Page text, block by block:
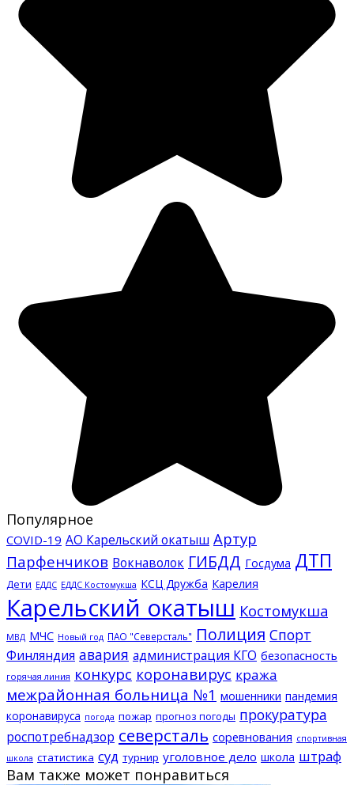
Популярное
COVID-19 АО Карельский окатыш Артур
Парфенчиков Вокнаволок ГИБДД Госдума ДТП
Дети ЕДДС ЕДДС Костомукша КСЦ Дружба Карелия
Карельский окатыш Костомукша
МВД МЧС Новый год ПАО "Северсталь" Полиция Спорт
Финляндия авария администрация КГО безопасность
горячая линия конкурс коронавирус кража
межрайонная больница №1 мошенники пандемия
коронавируса погода пожар прогноз погоды прокуратура
роспотребнадзор северсталь соревнования спортивная
школа статистика суд турнир уголовное дело школа штраф
Вам также может понравиться